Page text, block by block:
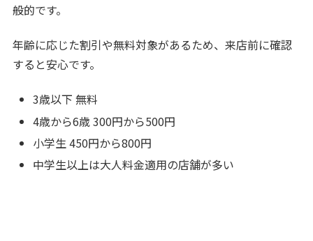
般的です。
年齢に応じた割引や無料対象があるため、来店前に確認
すると安心です。
3歳以下 無料
4歳から6歳 300円から500円
小学生 450円から800円
中学生以上は大人料金適用の店舗が多い